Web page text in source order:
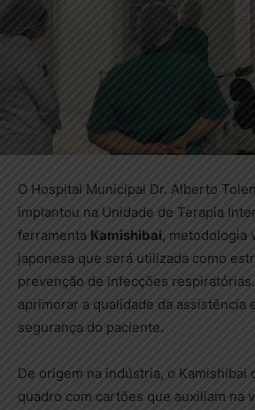
O Hospital Municipal Dr. Alberto
implantou na Unidade de Terapia
ferramenta Kamishibai, metodologia
japonesa que será utilizada como
prevenção de infecções
aprimorar a qualidade da assistência
segurança do paciente.
De origem na indústria, o Kamishibai
quadro com cartões que auxiliam na